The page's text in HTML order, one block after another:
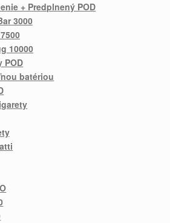
+ Predplnený POD
3000
10000
POD
batériou